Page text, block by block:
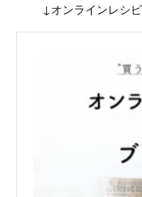
↓オンラインレシ